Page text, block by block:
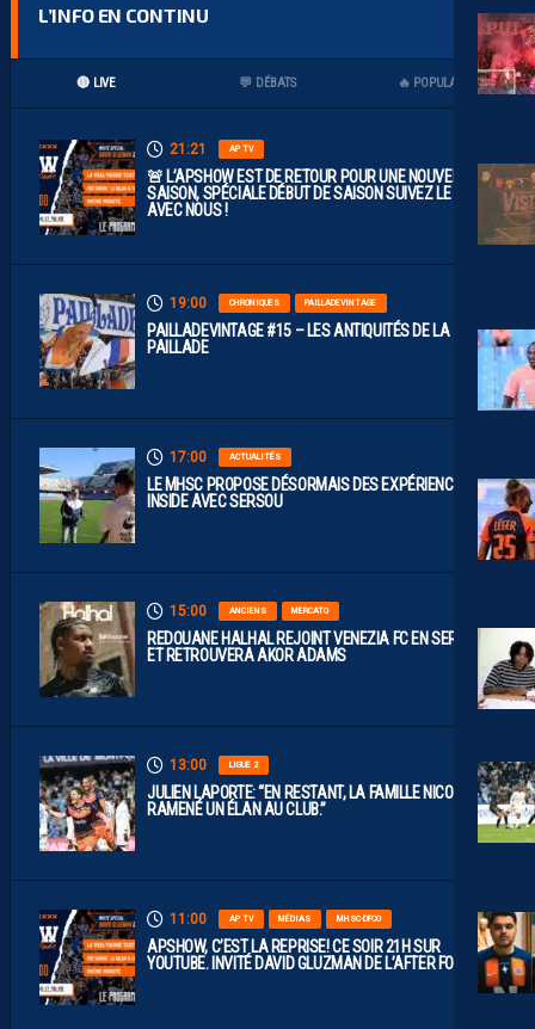
L’INFO EN CONTINU
🔴 LIVE 💬 DÉBATS 🔥 POPULAIRES
21:21 AP TV
🚨 L’APSHOW EST DE RETOUR POUR UNE NOUVELLE
SAISON, SPÉCIALE DÉBUT DE SAISON SUIVEZ LE LIVE
AVEC NOUS !
19:00 CHRONIQUES PAILLADEVINTAGE
PAILLADEVINTAGE #15 – LES ANTIQUITÉS DE LA
PAILLADE
17:00 ACTUALITÉS
LE MHSC PROPOSE DÉSORMAIS DES EXPÉRIENCES
INSIDE AVEC SERSOU
15:00 ANCIENS MERCATO
REDOUANE HALHAL REJOINT VENEZIA FC EN SERIE A
ET RETROUVERA AKOR ADAMS
13:00 LIGUE 2
JULIEN LAPORTE: “EN RESTANT, LA FAMILLE NICOLLIN A
RAMENÉ UN ÉLAN AU CLUB.”
11:00 AP TV MÉDIAS MHSC-DFCO
APSHOW, C’EST LA REPRISE! CE SOIR 21H SUR
YOUTUBE. INVITÉ DAVID GLUZMAN DE L’AFTER FOOT.